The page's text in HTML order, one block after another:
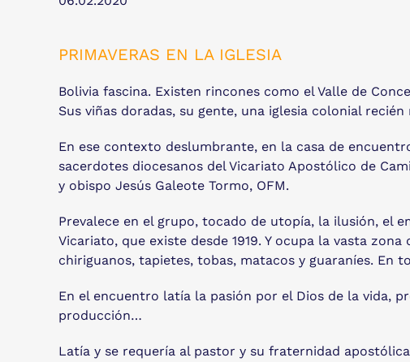
PRIMAVERAS EN LA IGLESIA
Bolivia fascina. Existen rincones como el Valle de
Sus viñas doradas, su gente, una iglesia colonial recién
En ese contexto deslumbrante, en la casa de
sacerdotes diocesanos del Vicariato Apostólico de
y obispo Jesús Galeote Tormo, OFM.
Prevalece en el grupo, tocado de utopía, la ilusión, el
Vicariato, que existe desde 1919. Y ocupa la vasta
chiriguanos, tapietes, tobas, matacos y guaraníes. En
En el encuentro latía la pasión por el Dios de la vida,
producción…
Latía y se requería al pastor y su fraternidad